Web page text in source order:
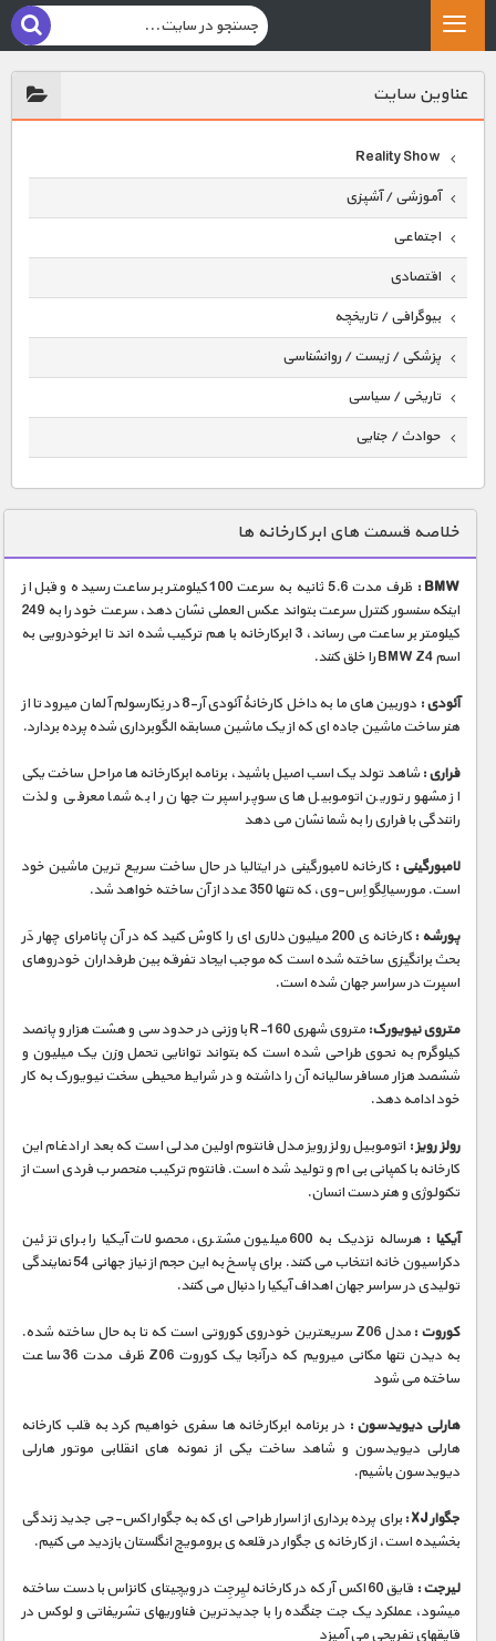
عناوين سايت
Reality Show
آموزشی / آشپزی
اجتماعی
اقتصادی
بیوگرافی / تاریخچه
پزشکی / زیست / روانشناسی
تاریخی / سیاسی
حوادث / جنایی
دنیای خوراکی ها
زمین شناسی / محیط زیست
سازه/ معماری/ مهندسی
سرگرمی
طبیعت
فرهنگ / هنر
کیهان / نجوم
گردشگری
مسابقات / ورزشی
مستند های اختصاصی
خلاصه قسمت های ابر کارخانه ها
BMW :
ظرف مدت 5.6 ثانیه به سرعت 100 کیلومتر بر ساعت رسیده و قبل از
اینکه سنسور کنترل سرعت بتواند عکس العملی نشان دهد، سرعت خود را به 249
کیلومتر بر ساعت می رساند، 3 ابرکارخانه با هم ترکیب شده اند تا ابرخودرویی به
اسم BMW Z4 را خلق کنند.
آئودی :
دوربین های ما به داخل کارخانۀ آئودی آر-8 در نِکارسولم آلمان میرود تا از
هنر ساخت ماشین جاده ای که از یک ماشین مسابقه الگوبرداری شده پرده بردارد.
فراری :شاهد تولد یک اسب اصیل باشید، برنامه ابرکارخانه ها مراحل ساخت یکی
از مشهور تورین اتوموبیل های سوپر اسپرت جهان را به شما معرفی و لذت
رانندگی با فراری را به شما نشان می دهد
لامبورگینی : کارخانه لامبورگینی در ایتالیا در حال ساخت سریع ترین ماشین خود
است. مورسیالِگو اِس-وی، که تنها 350 عدد از آن ساخته خواهد شد.
پورشه :
کارخانه ی 200 میلیون دلاری ای را کاوش کنید که در آن پانامرای چهار دَر
بحث برانگیزی ساخته شده است که موجب ایجاد تفرقه بین طرفداران خودروهای
اسپرت در سراسر جهان شده است.
متروی نیویورک:
متروی شهری R-160 با وزنی در حدود سی و هشت هزار و پانصد
کیلوگرم به نحوی طراحی شده است که بتواند توانایی تحمل وزن یک میلیون و
ششصد هزار مسافر سالیانه آن را داشته و در شرایط محیطی سخت نیویورک به کار
خود ادامه دهد.
رولز رویز :اتوموبیل رولز رویز مدل فانتوم اولین مدلی است که بعد ار ادغام این
کارخانه با کمپانی بی ام و تولید شده است. فانتوم ترکیب منحصر ب فردی است از
تکنولوژی و هنر دست انسان.
آیکیا :
هرساله نزدیک به 600 میلیون مشتری، محصولات آیکیا را برای تزئین
دکراسیون خانه انتخاب می کنند. برای پاسخ به این حجم از نیاز جهانی 54 نمایندگی
تولیدی در سراسر جهان اهداف آیکیا را دنبال می کنند.
کوروت :
مدل Z06 سریعترین خودروی کوروتی است که تا به حال ساخته شده.
به دیدن تنها مکانی میرویم که درآنجا یک کوروت Z06 ظرف مدت 36 ساعت
ساخته می شود
هارلی دیویدسون : در برنامه ابرکارخانه ها سفری خواهیم کرد به قلب کارخانه
هارلی دیویدسون و شاهد ساخت یکی از نمونه های انقلابی موتور هارلی
دیویدسون باشیم.
جگوار XJ :
برای پرده برداری از اسرار طراحی ای که به جگوار اکس-جی جدید زندگی
بخشیده است، از کارخانه ی جگوار در قلعه ی برومویچ انگلستان بازدید می کنیم.
لیرجت :
قایق 60 اکس آر که در کارخانه لیِرجِت در ویچیتای کانزاس با دست ساخته
میشود، عملکرد یک جت جنگنده را با جدیدترین فناوریهای تشریفاتی و لوکس در
قایقهای تفریحی می آمیزد